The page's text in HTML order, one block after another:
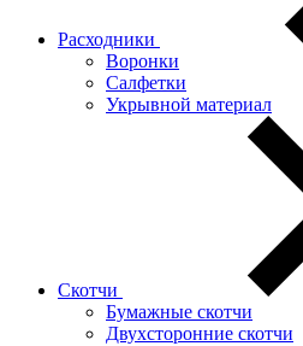
Расходники
Воронки
Салфетки
Укрывной материал
Скотчи
Бумажные скотчи
Двухсторонние скотчи